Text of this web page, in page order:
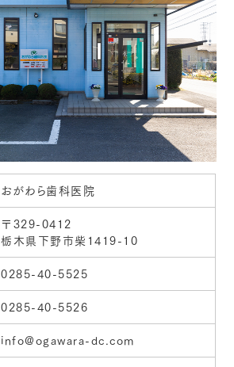
おがわら歯科医院
〒329-0412
栃木県下野市柴1419-10
0285-40-5525
0285-40-5526
info@ogawara-dc.com